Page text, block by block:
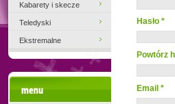
Hasło *
Powtórz
Email *
Kabarety i skecze
Teledyski
Ekstremalne